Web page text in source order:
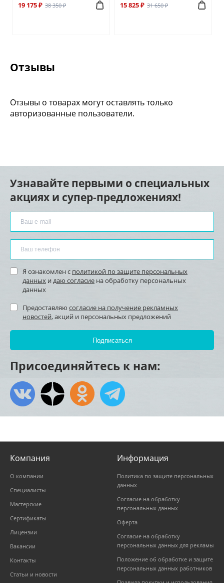
19 175 ₽ 38 350 ₽ 15 825 ₽ 31 650 ₽
Отзывы
Отзывы о товарах могут оставлять только
авторизованные пользователи.
Узнавайте первыми о специальных
акциях и супер-предложениях!
Я ознакомлен с политикой по защите персональных
данных и даю согласие на обработку персональных
данных
Предоставляю согласие на получение рекламных
новостей, акций и персональных предложений
Присоединяйтесь к нам:
Компания
О компании
Специалисты
Мастерские
Сертификаты
Лицензии
Вакансии
Контакты
Статьи и новости
Информация
Политика по защите персональных
данных
Согласие на обработку
персональных данных
Оферта
Согласие на обработку
персональных данных для рекламы
Положение об обработке и защите
персональных данных работников